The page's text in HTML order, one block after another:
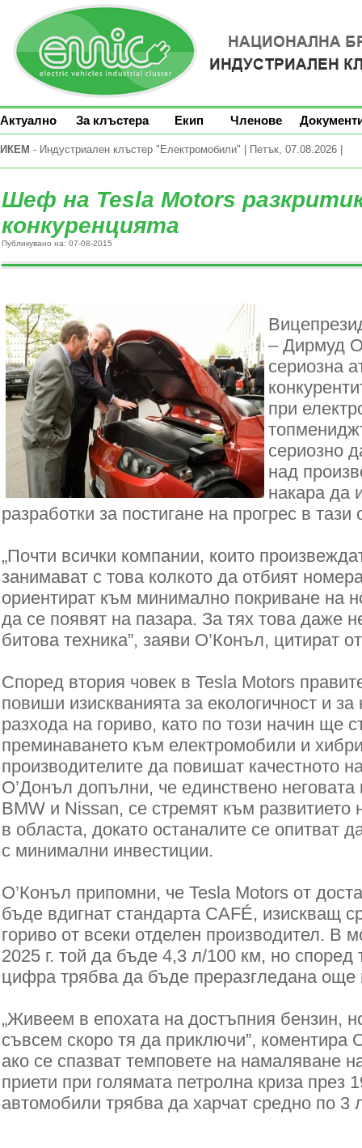
Актуално За клъстера Екип Членове
ИКЕМ - Индустриален клъстер "Електромобили" | Петък, 07.08.2026 |
Шеф на Tesla Motors
конкуренцията
Публикувано на: 07-08-2015
– Дирмуд
сериозна
при
сериозно
над
накара да
разработки за постигане на прогрес в тази
„Почти всички компании, които
занимават с това колкото да отбият
ориентират към минимално покриване на
да се появят на пазара. За тях това даже
битова техника”, заяви О’Конъл, цитират
Според втория човек в Tesla Motors
повиши изискванията за екологичност и
разхода на гориво, като по този начин ще
преминаването към електромобили и
производителите да повишат качестното
О’Донъл допълни, че единствено неговата
BMW и Nissan, се стремят към развитието
в областа, докато останалите се опитват
с минимални инвестиции.
О’Конъл припомни, че Tesla Motors от
бъде вдигнат стандарта CAFÉ, изискващ
гориво от всеки отделен производител. В
2025 г. той да бъде 4,3 л/100 км, но
цифра трябва да бъде преразгледана още
„Живеем в епохата на достъпния бензин,
съвсем скоро тя да приключи”, коментира
ако се спазват темповете на намаляване
приети при голямата петролна криза през
автомобили трябва да харчат средно по 3